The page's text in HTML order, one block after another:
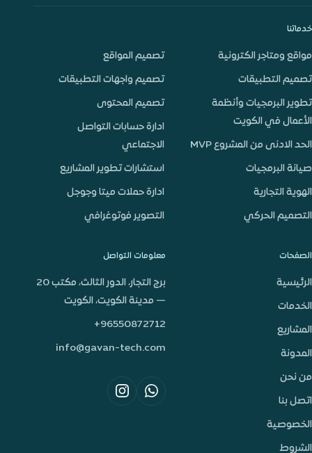
خدماتنا
مواقع ومتاجر الكترونية
تصميم التطبيقات
تطوير البرمجيات وأنظمة
الأعمال في الكويت
الحد الادنى من المشروع MVP
صيانة البرمجيات
الهوية التجارية
التصميم الحركي
تصميم المواقع
تصميم واجهات التطبيقات
تصميم المحتوى
ادارة حسابات التواصل
الاجتماعي
استشارات تطوير المشاريع
ادارة حملات ميتا وجوجل
التصوير فوتوغرافي
الصفحات
الرئيسية
الخدمات
المشاريع
المدونة
من نحن
اتصل بنا
الخصوصية
الشروط
معلومات التواصل
برج التجار، الدور الثالث، مكتب 20
— مدينة الكويت، الكويت
+96550872712
info@gavan-tech.com